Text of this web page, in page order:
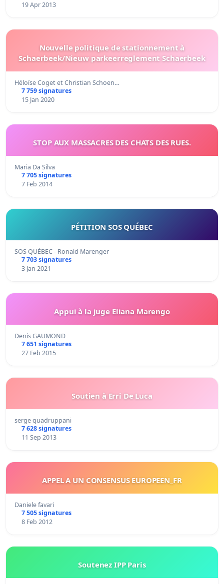
19 Apr 2013
Nouvelle politique de stationnement à
Schaerbeek/Nieuw parkeerreglement Schaerbeek
Héloïse Coget et Christian Schoen…
7 759 signatures
15 Jan 2020
STOP AUX MASSACRES DES CHATS DES RUES.
Maria Da Silva
7 705 signatures
7 Feb 2014
PÉTITION SOS QUÉBEC
SOS QUÉBEC - Ronald Marenger
7 703 signatures
3 Jan 2021
Appui à la juge Eliana Marengo
Denis GAUMOND
7 651 signatures
27 Feb 2015
Soutien à Erri De Luca
serge quadruppani
7 628 signatures
11 Sep 2013
APPEL A UN CONSENSUS EUROPEEN_FR
Daniele favari
7 505 signatures
8 Feb 2012
Soutenez IPP Paris